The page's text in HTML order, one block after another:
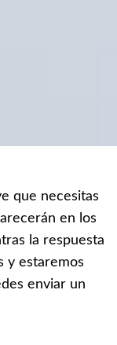
que necesitas
en los
la respuesta
y estaremos
enviar un